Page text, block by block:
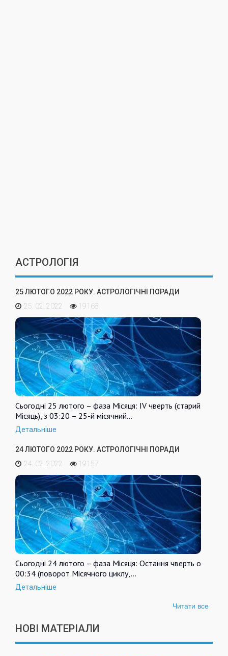
АСТРОЛОГІЯ
25 ЛЮТОГО 2022 РОКУ. АСТРОЛОГІЧНІ ПОРАДИ
25. 02. 2022
19168
Сьогодні 25 лютого – фаза Місяця: IV чверть (старий
Місяць), з 03:20 – 25-й місячний…
Детальніше
24 ЛЮТОГО 2022 РОКУ. АСТРОЛОГІЧНІ ПОРАДИ
24. 02. 2022
19157
Сьогодні 24 лютого – фаза Місяця: Остання чверть о
00:34 (поворот Місячного циклу,…
Детальніше
Читати все
НОВІ МАТЕРІАЛИ